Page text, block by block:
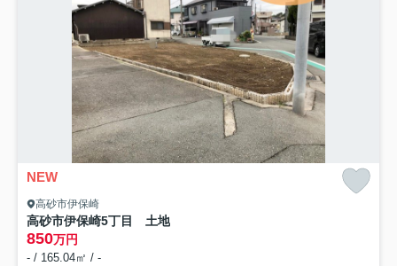
NEW
高砂市伊保崎
高砂市伊保崎5丁目 土地
850万円
- / 165.04㎡ / -